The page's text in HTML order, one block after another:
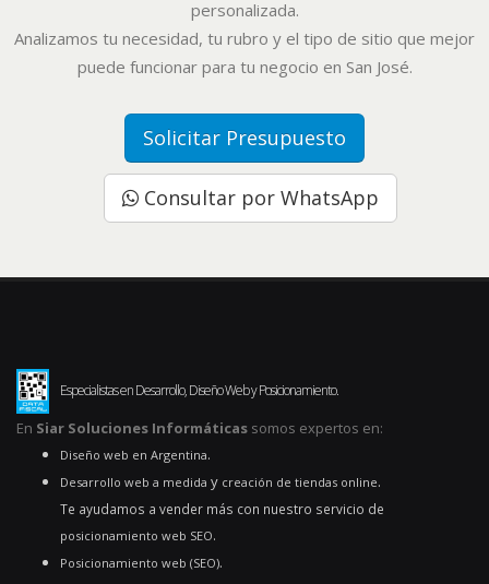
personalizada.
Analizamos tu necesidad, tu rubro y el tipo de sitio que mejor
puede funcionar para tu negocio en San José.
Solicitar Presupuesto
Consultar por WhatsApp
Especialistas en Desarrollo, Diseño Web y Posicionamiento.
En Siar Soluciones Informáticas somos expertos en:
Diseño web en Argentina.
Desarrollo web a medida y creación de tiendas online.
Te ayudamos a vender más con nuestro servicio de
posicionamiento web SEO.
Posicionamiento web (SEO).